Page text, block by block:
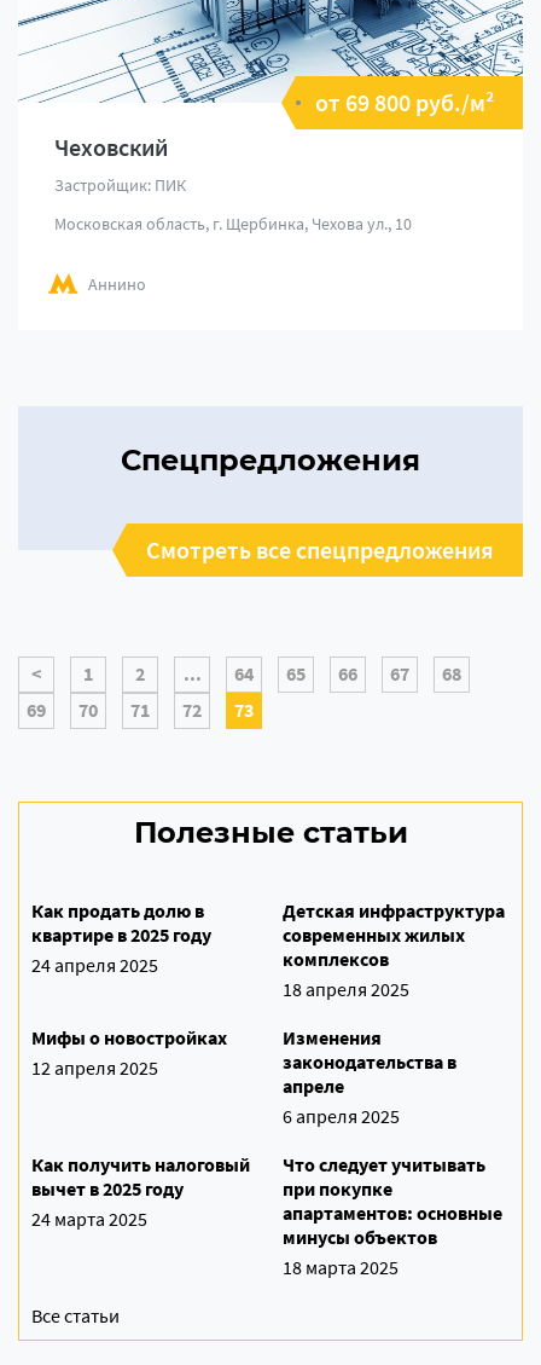
от 69 800 руб./м²
Чеховский
Застройщик: ПИК
Московская область, г. Щербинка, Чехова ул., 10
Аннино
Спецпредложения
Смотреть все спецпредложения
< 1 2 ... 64 65 66 67
68
69
70 71 72 73
Полезные статьи
Как продать долю в
квартире в 2025 году
24 апреля 2025
Детская инфраструктура
современных жилых
комплексов
18 апреля 2025
Мифы о новостройках
12 апреля 2025
Изменения
законодательства в
апреле
6 апреля 2025
Как получить налоговый
вычет в 2025 году
24 марта 2025
Что следует учитывать
при покупке
апартаментов: основные
минусы объектов
18 марта 2025
Все статьи